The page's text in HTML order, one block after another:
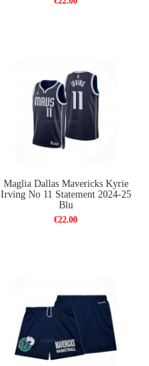
Maglia Dallas Mavericks Kyrie
Irving No 11 Statement 2024-25
Blu
€22.00